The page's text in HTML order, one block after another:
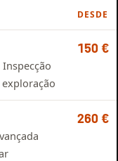
DESDE
150 €
260 €